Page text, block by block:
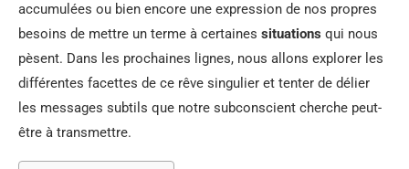
accumulées ou bien encore une expression de nos propres
besoins de mettre un terme à certaines situations qui nous
pèsent. Dans les prochaines lignes, nous allons explorer les
différentes facettes de ce rêve singulier et tenter de délier
les messages subtils que notre subconscient cherche peut-
être à transmettre.